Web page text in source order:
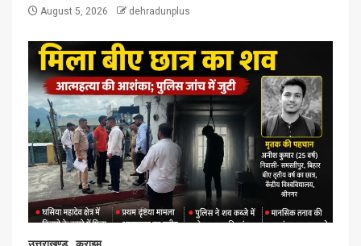
August 5, 2026 dehradunplus